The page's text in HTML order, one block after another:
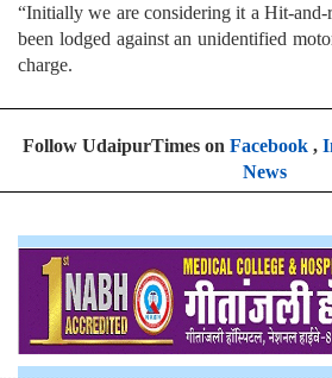
“Initially we are considering it a Hit-and-
been lodged against an unidentified
charge.
Follow UdaipurTimes on Facebook,
News